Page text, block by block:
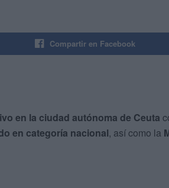
Compartir en Facebook
en la ciudad autónoma de Ceuta
en categoría nacional, así como la